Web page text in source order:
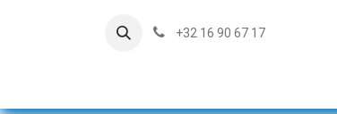
+32 16 90 67 17